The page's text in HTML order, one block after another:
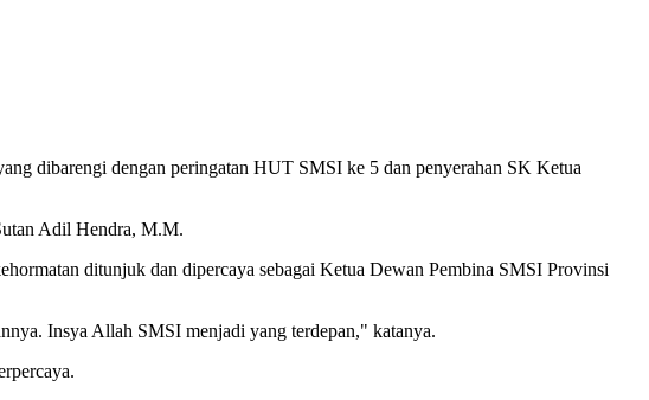
dibarengi dengan peringatan HUT SMSI ke 5 dan penyerahan SK Ketua
Adil Hendra, M.M.
ditunjuk dan dipercaya sebagai Ketua Dewan Pembina SMSI Provinsi
Insya Allah SMSI menjadi yang terdepan," katanya.